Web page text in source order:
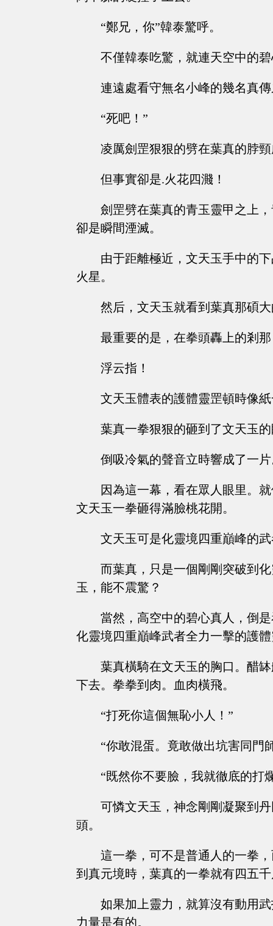
“鄭兄，你”韓泰驚呼。
不僅韓泰吃驚，就連天空中的
連遠處看守無名小峰的幾名真
“死吧！”
凌厲劍罡狠狠的劈在葉真的脖
但事實卻是.火花四濺！
劍罡劈在葉真的青玉靈甲之上
卻是瞬間湮滅。
由于距離極近，文天玉手中的
火星。
然后，文天玉就看到葉真那碩
最重要的是，在拳頭轟上的剎
浮云指！
文天玉體表的護體靈罡頓時像
葉真一拳狠狠的砸到了文天玉
倒吸冷氣的聲音立時響成了一
因為這一幕，看在眾人眼里。
文天玉一拳砸得滿臉桃花開。
文天玉可是化靈境四重巔峰的
而葉真，只是一個剛剛突破到
玉，能不震驚？
當然，高空中的碧心真人，倒
化靈境四重巔峰武者全力一擊的護
葉真橫騎在文天玉的胸口。醋
下去。拳拳到肉。血肉橫飛。
“打死你這個無恥小人！”
“你敢混蛋。竟敢做出坑害同門
“既然你不要臉，我就徹底的打
可憐文天玉，神念剛剛凝聚到
頭。
這一拳，可不是普通人的一拳
到真元境時，葉真的一拳就有四五
如果加上靈力，就算沒有動用
力量是有的。